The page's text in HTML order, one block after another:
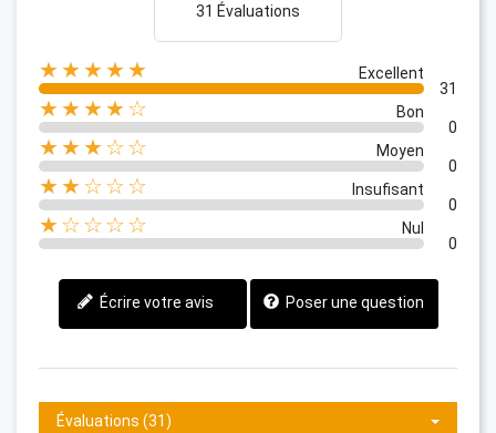
31 Évaluations
★★★★★
Excellent
31
★★★★☆
Bon
0
★★★☆☆
Moyen
0
★★☆☆☆
Insufisant
0
★☆☆☆☆
Nul
0
Écrire votre avis Poser une question
Évaluations (31)